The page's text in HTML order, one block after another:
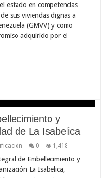
estado en competencias
sus viviendas dignas a
(GMVV) y como
adquirido por el
y
de La Isabelica
0 1,418
de Embellecimiento y
La Isabelica,